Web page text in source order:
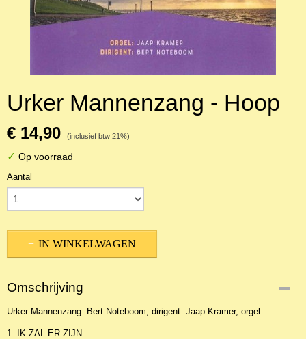
Urker Mannenzang - Hoop
€ 14,90 (inclusief btw 21%)
✓ Op voorraad
Aantal
IN WINKELWAGEN
Omschrijving
Urker Mannenzang. Bert Noteboom, dirigent. Jaap Kramer, orgel
1. IK ZAL ER ZIJN